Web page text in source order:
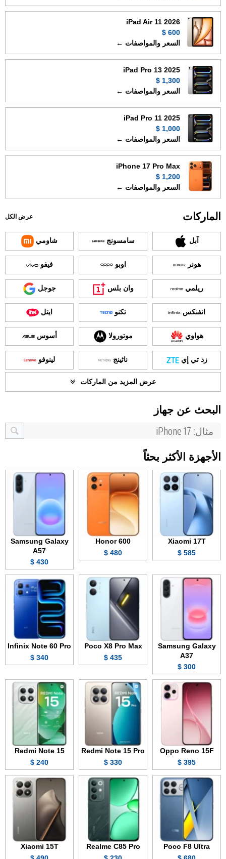
iPad Air 11 2026
600 $
السعر والمواصفات ←
iPad Pro 13 2025
1,300 $
السعر والمواصفات ←
iPad Pro 11 2025
1,000 $
السعر والمواصفات ←
iPhone 17 Pro Max
1,200 $
السعر والمواصفات ←
الماركات عرض الكل
آبل سامسونج شاومي
هونر اوبو فيفو
ريلمي وان بلس جوجل
انفنكس تكنو ايتل
هواوي موتورولا أسوس
زد تي إي ناثينج لينوفو
عرض المزيد من الماركات
البحث عن جهاز
الأجهزة الأكثر بحثاً
Xiaomi 17T
585 $
Honor 600
480 $
Samsung Galaxy
A57
430 $
Samsung Galaxy
A37
300 $
Poco X8 Pro Max
435 $
Infinix Note 60 Pro
340 $
Oppo Reno 15F
395 $
Redmi Note 15 Pro
330 $
Redmi Note 15
240 $
Poco F8 Ultra
Realme C85 Pro
Xiaomi 15T